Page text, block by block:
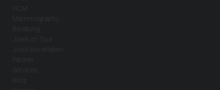
HCM
Mammography
Beratung
JiveX on Tour
JiveX live erleben
Partner
Services
Blog